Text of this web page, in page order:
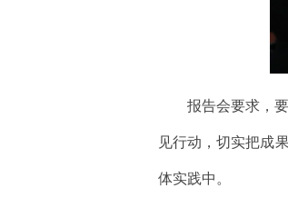
报告会要求，
见行动，切实把成
体实践中。